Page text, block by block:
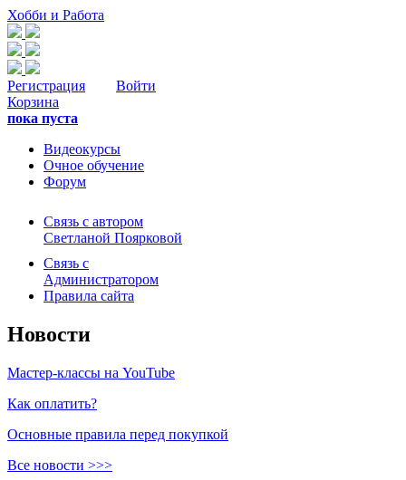
Хобби и Работа
Регистрация
Войти
Корзина
пока пуста
Видеокурсы
Очное обучение
Форум
Связь с автором
Светланой Поярковой
Связь с
Администратором
Правила сайта
Новости
Мастер-классы на YouTube
Как оплатить?
Основные правила перед покупкой
Все новости >>>